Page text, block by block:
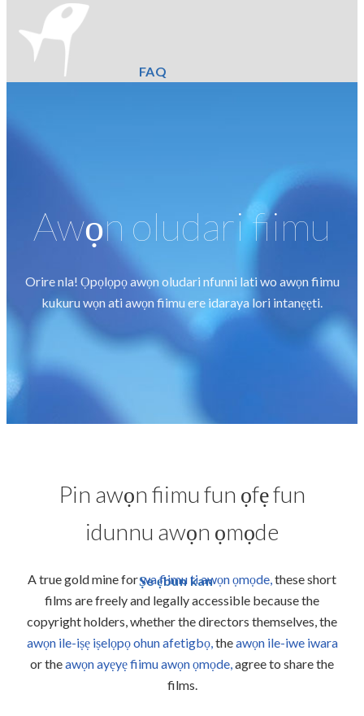
FAQ
Ṣe ẹbun kan
Awọn oludari fiimu
Orire nla! Ọpọlọpọ awọn oludari nfunni lati wo awọn fiimu
kukuru wọn ati awọn fiimu ere idaraya lori intanẹẹti.
Pin awọn fiimu fun ọfẹ fun
idunnu awọn ọmọde
A true gold mine forwa fiimu ti awọn ọmọde,these short
films are freely and legally accessible because the
copyright holders, whether the directors themselves, the
awọn ile-iṣẹ iṣelọpọ ohun afetigbọ,theawọn ile-iwe iwara
or theawọn ayẹyẹ fiimu awọn ọmọde,agree to share the
films.